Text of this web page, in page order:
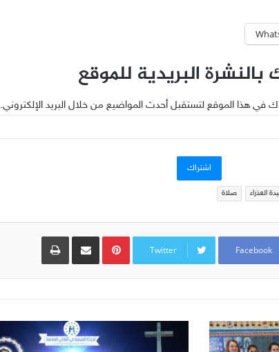
بالنشرة البريدية للموقع
في هذا الموقع لتستقبل أحدث المواضيع من خلال البريد الإلكتروني.
اشتراك
العذراء صلاة
Facebook
Twitter
Pinterestمشاركة عبر البريد طباعة